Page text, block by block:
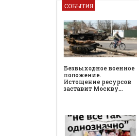
СОБЫТИЯ
Безвыходное военное
положение.
Истощение ресурсов
заставит Москву…